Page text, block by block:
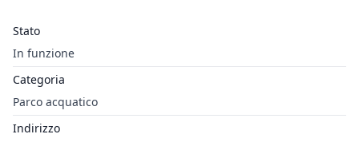
Stato
In funzione
Categoria
Parco acquatico
Indirizzo